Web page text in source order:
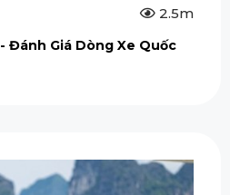
2.5m
Đánh Giá Dòng Xe Quốc